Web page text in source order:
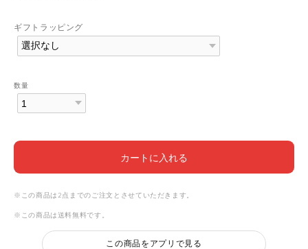
ギフトラッピング
数量
カートに入れる
※この商品は2点までのご注文とさせていただきます。
※この商品は 送料無料です。
この商品をアプリで見る